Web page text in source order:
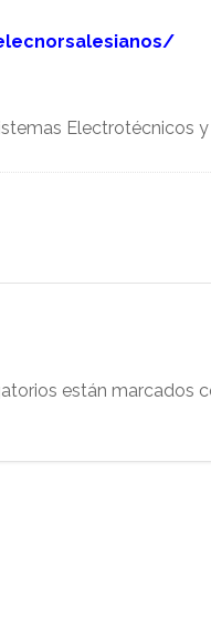
Electrotécnicos
están marcados